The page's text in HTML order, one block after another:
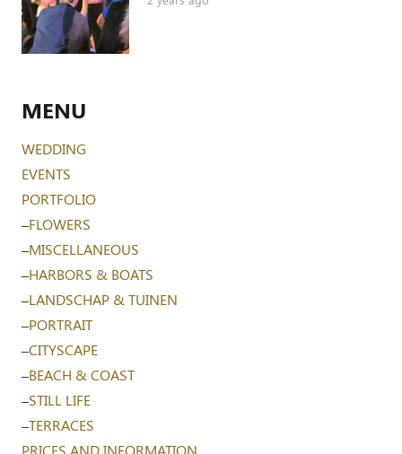
MENU
WEDDING
EVENTS
PORTFOLIO
–FLOWERS
–MISCELLANEOUS
–HARBORS & BOATS
–LANDSCHAP & TUINEN
–PORTRAIT
–CITYSCAPE
–BEACH & COAST
–STILL LIFE
–TERRACES
PRICES AND INFORMATION